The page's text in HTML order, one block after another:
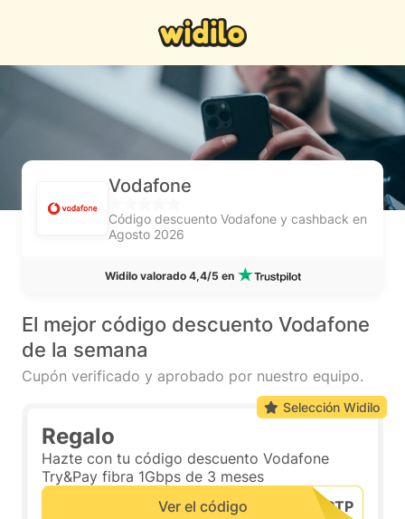
Vodafone
Código descuento Vodafone y cashback en
Agosto 2026
Widilo valorado 4,4/5 en
El mejor código descuento Vodafone
de la semana
Cupón verificado y aprobado por nuestro equipo.
Regalo
Hazte con tu código descuento Vodafone
Try&Pay fibra 1Gbps de 3 meses
Ver el código
Selección Widilo